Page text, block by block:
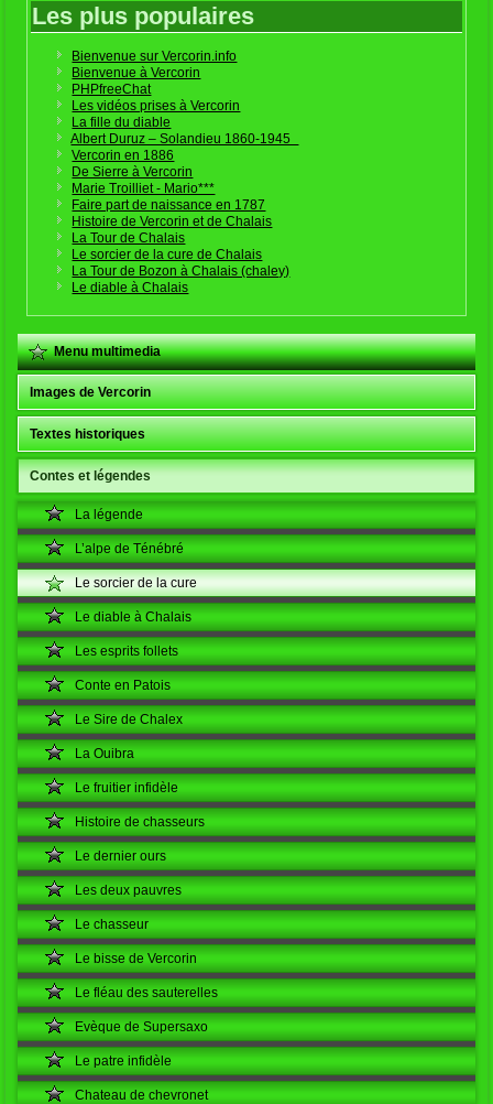
Les plus populaires
Bienvenue sur Vercorin.info
Bienvenue à Vercorin
PHPfreeChat
Les vidéos prises à Vercorin
La fille du diable
Albert Duruz – Solandieu 1860-1945
Vercorin en 1886
De Sierre à Vercorin
Marie Troilliet - Mario***
Faire part de naissance en 1787
Histoire de Vercorin et de Chalais
La Tour de Chalais
Le sorcier de la cure de Chalais
La Tour de Bozon à Chalais (chaley)
Le diable à Chalais
Menu multimedia
Images de Vercorin
Textes historiques
Contes et légendes
La légende
L’alpe de Ténébré
Le sorcier de la cure
Le diable à Chalais
Les esprits follets
Conte en Patois
Le Sire de Chalex
La Ouibra
Le fruitier infidèle
Histoire de chasseurs
Le dernier ours
Les deux pauvres
Le chasseur
Le bisse de Vercorin
Le fléau des sauterelles
Evèque de Supersaxo
Le patre infidèle
Chateau de chevronet